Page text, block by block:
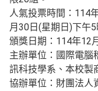
人氣投票時間：114
月30日(星期日)下午5
頒獎日期：114年12
主辦單位：國際電腦
訊科技學系、本校製
協辦單位：財團法人